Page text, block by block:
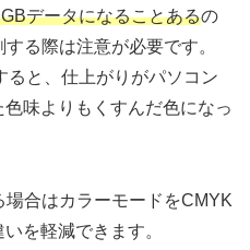
データになることあるの
る際は注意が必要です。
ると、仕上がりがパソコン
味よりもくすんだ色になっ
場合はカラーモードをCMYK
を軽減できます。